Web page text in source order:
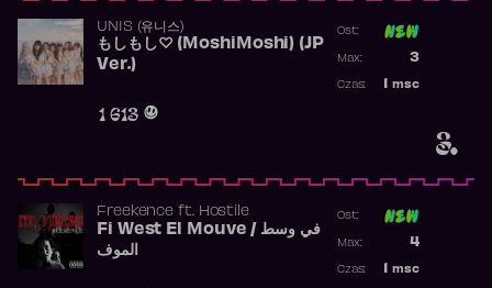
3.
UNIS (유니스)
もしもし♡ (MoshiMoshi) (JP
Ver.)
1 613
Ost:
3
Max:
msc
Czas:
Freekence ft. Hostile
Fi West El Mouve / في وسط
الموف
Ost:
4
Max:
msc
Czas: